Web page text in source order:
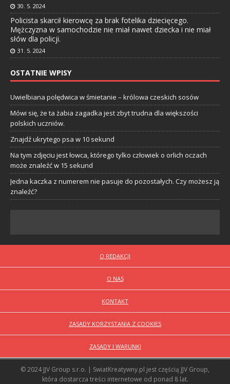
30. 5. 2024
Policista skarcił kierowcę za brak fotelika dziecięcego.
Mężczyzna w samochodzie nie miał nawet dziecka i nie miał
słów dla policji.
31. 5. 2024
OSTATNIE WPISY
Uwielbiana polędwica w śmietanie – królowa czeskich sosów
Mówi się, że ta żabia zagadka jest zbyt trudna dla większości
polskich uczniów.
Znajdź ukrytego psa w 10 sekund
Na tym zdjęciu jest łowca, którego tylko człowiek o orlich oczach
może znaleźć w 15 sekund
Jedna kaczka z numerem nie pasuje do pozostałych. Czy możesz ją
znaleźć?
O REDAKCJI
O NAS
KONTAKT
ZASADY KORZYSTANIA Z COOKIES
ZASADY I WARUNKI
© 2024 JJV Group s.r.o. | SwiatKreatywny.pl jest częścią JJV Group,
która dostarcza treści internetowe od ponad 8 lat.